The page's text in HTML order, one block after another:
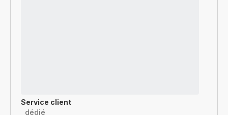
Service client
dédié